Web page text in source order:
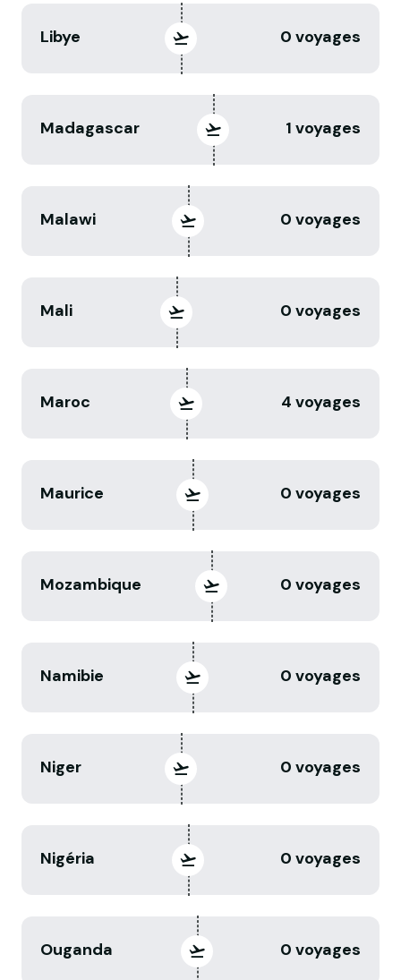
Libye 0 voyages
Madagascar 1 voyages
Malawi 0 voyages
Mali 0 voyages
Maroc 4 voyages
Maurice 0 voyages
Mozambique 0 voyages
Namibie 0 voyages
Niger 0 voyages
Nigéria 0 voyages
Ouganda 0 voyages